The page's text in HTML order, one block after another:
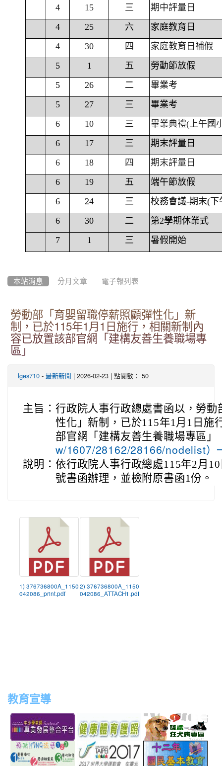
4
15 三
期中評量日
4
25 六
家庭教育日
4
30 四
家庭教育日補假
5
1 五
勞動節放假
5
26 二
畢業考
5
27 三
畢業考
6
10 三
畢業典禮(上午國
6
17 三
期末評量日
6
18 四
期末評量日
6
19 五
端午節放假
6
24 三
校務會議-期末(下
6
30 二
第2學期休業式
7
1 三 暑假開始
本站消息 分月文章 電子報列表
勞動部「育嬰留職停薪照顧彈性化」新
制，已於115年1月1日施行，相關新制內
容已放置該部官網「建構友善生養職場專
區」
lges710 - 最新新聞 | 2026-02-23 | 點閱數： 50
主旨： 行政院人事行政總處書函以，勞
性化」新制，已於115年1月1日施
部官網「建構友善生養職場專區」
w/1607/28162/28166/nodelist）
說明： 依行政院人事行政總處115年2月
號書函辦理，並檢附原書函1份。
1) 376736800A_1150
042086_print.pdf
2) 376736800A_1150
042086_ATTACH1.pdf
教育宣導
to
http://teachernet.moe.edu.tw/MAIN/index.aspx
link
to
https://airtw.epa.gov.tw/
link
to
http://
link
link
to
link